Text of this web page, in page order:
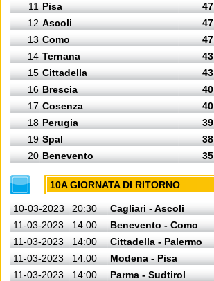
11 Pisa 47
12 Ascoli 47
13 Como 47
14 Ternana 43
15 Cittadella 43
16 Brescia 40
17 Cosenza 40
18 Perugia 39
19 Spal 38
20 Benevento 35
10A GIORNATA DI RITORNO
10-03-2023 20:30
Cagliari - Ascoli
11-03-2023
14:00
Benevento - Como
11-03-2023
14:00
Cittadella - Palermo
11-03-2023
14:00
Modena - Pisa
11-03-2023
14:00
Parma - Sudtirol